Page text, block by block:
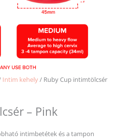
Intim kehely/ Ruby Cup intimtölcsér
– Pink
intimbetétek és a tampon